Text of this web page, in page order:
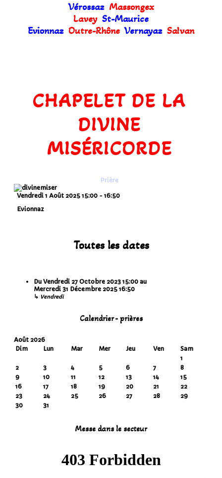
Vérossaz Massongex
Lavey St-Maurice
Evionnaz Outre-Rhône Vernayaz Salvan
CHAPELET DE LA
DIVINE
MISÉRICORDE
Prière
Vendredi 1 Août 2025 15:00 - 16:50
Evionnaz
Toutes les dates
Du Vendredi 27 Octobre 2023 15:00 au
Mercredi 31 Décembre 2025 16:50
↳ Vendredi
Calendrier - prières
Août 2026
Dim
Lun Mar Mer Jeu Ven
Sam
1
2
3 4 5 6 7
8
9
10 11 12 13 14
15
16
17 18 19 20 21
22
23
24 25 26 27 28
29
30
31
Messe dans le secteur